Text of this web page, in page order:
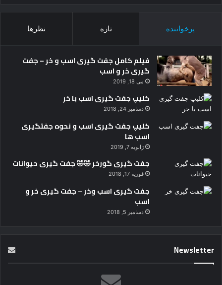
پرخواننده تازه نظرها
فیلم کامل جفت گیری اسب و خر – جفت
گیری خر و اسب
می 18, 2019
کلیپ جفت گیری اسب با خر
دسامبر 24, 2018
کلیپ جفت گیری اسب و نحوه جفتگیری
اسب ها
ژانویه 7, 2019
جفت گیری گورخر 🤣🤣 جفت گیری حیوانات
فوریه 17, 2018
جفت گیری اسب وخر – جفت گیری خر و
اسب
دسامبر 5, 2018
Newsletter